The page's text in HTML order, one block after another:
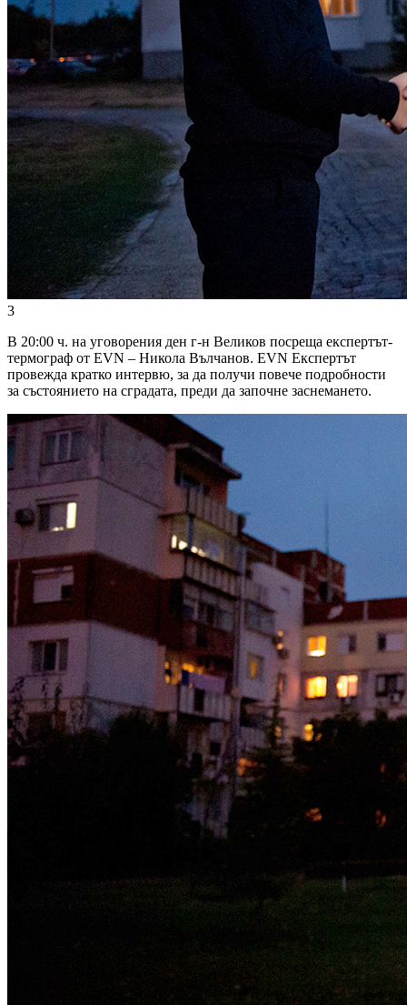
3
В 20:00 ч. на уговорения ден г-н Великов посреща експертът-
термограф от EVN – Никола Вълчанов. EVN Експертът
провежда кратко интервю, за да получи повече подробности
за състоянието на сградата, преди да започне заснемането.